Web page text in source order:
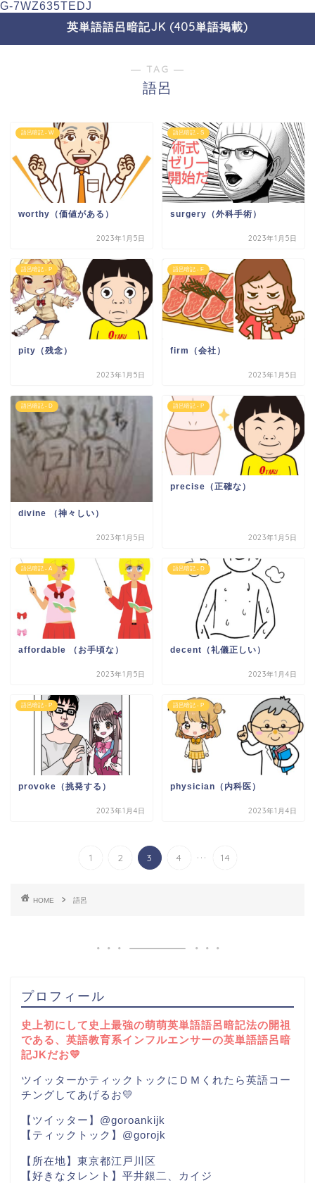
G-7WZ635TEDJ
英単語語呂暗記JK (405単語掲載)
― TAG ―
語呂
語呂暗記 - W
worthy（価値がある）
2023年1月5日
語呂暗記 - S
surgery（外科手術）
2023年1月5日
語呂暗記 - P
pity（残念）
2023年1月5日
語呂暗記 - F
firm（会社）
2023年1月5日
語呂暗記 - D
divine （神々しい）
2023年1月5日
語呂暗記 - P
precise（正確な）
2023年1月5日
語呂暗記 - A
affordable （お手頃な）
2023年1月5日
語呂暗記 - D
decent（礼儀正しい）
2023年1月4日
語呂暗記 - P
provoke（挑発する）
2023年1月4日
語呂暗記 - P
physician（内科医）
2023年1月4日
1 2 3 4 ... 14
HOME 語呂
プロフィール
史上初にして史上最強の萌萌英単語語呂暗記法の開祖
である、英語教育系インフルエンサーの英単語語呂暗
記JKだお💛
ツイッターかティックトックにＤＭくれたら英語コー
チングしてあげるお💛
【ツイッター】@goroankijk
【ティックトック】@gorojk
【所在地】東京都江戸川区
【好きなタレント】平井銀二、カイジ